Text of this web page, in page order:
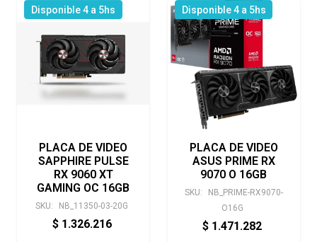
Disponible 4 a 5hs
PLACA DE VIDEO
SAPPHIRE PULSE
RX 9060 XT
GAMING OC 16GB
SKU: NB_11350-03-20G
$ 1.326.216
Disponible 4 a 5hs
PLACA DE VIDEO
ASUS PRIME RX
9070 O 16GB
SKU:
NB_PRIME-RX9070-
O16G
$ 1.471.282